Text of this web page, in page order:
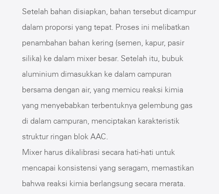
Setelah bahan disiapkan, bahan tersebut dicampur
dalam proporsi yang tepat. Proses ini melibatkan
penambahan bahan kering (semen, kapur, pasir
silika) ke dalam mixer besar. Setelah itu, bubuk
aluminium dimasukkan ke dalam campuran
bersama dengan air, yang memicu reaksi kimia
yang menyebabkan terbentuknya gelembung gas
di dalam campuran, menciptakan karakteristik
struktur ringan blok AAC.
Mixer harus dikalibrasi secara hati-hati untuk
mencapai konsistensi yang seragam, memastikan
bahwa reaksi kimia berlangsung secara merata.